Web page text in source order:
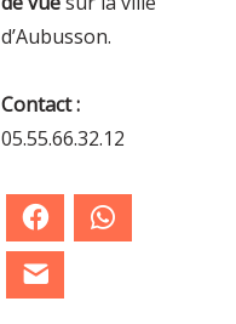
d’Aubusson.
Contact :
05.55.66.32.12
Facebook